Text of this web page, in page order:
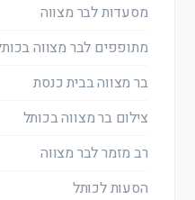
מסעדות לבר מצווה
מתופפים לבר מצווה בכותל
בר מצווה בבית כנסת
צילום בר מצווה בכותל
רב מזמר לבר מצווה
הסעות לכותל